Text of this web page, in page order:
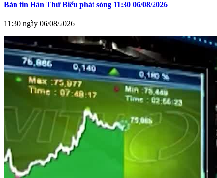
Bản tin Hàn Thử Biểu phát sóng 11:30 06/08/2026
11:30 ngày 06/08/2026